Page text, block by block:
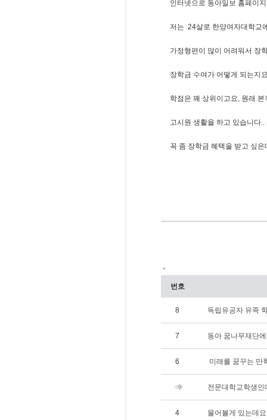
인터넷으로 동아일보 홈페이
저는 24살로 한양여자대학교
가정형편이 많이 어려워서 장
장학금 수여가 어떻게 되는지
학점은 꽤 상위이고요, 원래
고시원 생활을 하고 있습니다..
꼭 좀 장학금 혜택을 받고 싶
*
번호
8 독립유공자 유족
7 동아 꿈나무재단
6 미래를 꿈꾸는 만
전문대학교학생인
4 물어볼게 있는데